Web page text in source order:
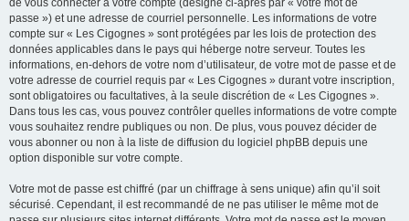
de vous connecter à votre compte (désigné ci-après par « votre mot de
passe ») et une adresse de courriel personnelle. Les informations de votre
compte sur « Les Cigognes » sont protégées par les lois de protection des
données applicables dans le pays qui héberge notre serveur. Toutes les
informations, en-dehors de votre nom d’utilisateur, de votre mot de passe et de
votre adresse de courriel requis par « Les Cigognes » durant votre inscription,
sont obligatoires ou facultatives, à la seule discrétion de « Les Cigognes ».
Dans tous les cas, vous pouvez contrôler quelles informations de votre compte
vous souhaitez rendre publiques ou non. De plus, vous pouvez décider de
vous abonner ou non à la liste de diffusion du logiciel phpBB depuis une
option disponible sur votre compte.
Votre mot de passe est chiffré (par un chiffrage à sens unique) afin qu’il soit
sécurisé. Cependant, il est recommandé de ne pas utiliser le même mot de